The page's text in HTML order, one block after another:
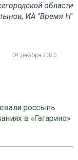
области
ИА "Время Н"
04 декабря 2023
россыпь
в «Гагарино»